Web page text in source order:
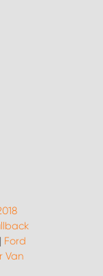
| Ford
Van